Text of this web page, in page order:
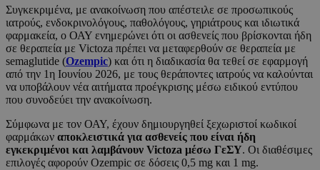
Συγκεκριμένα, με ανακοίνωση που απέστειλε σε προσωπικούς
ιατρούς, ενδοκρινολόγους, παθολόγους, γηριάτρους και ιδιωτικά
φαρμακεία, ο ΟΑΥ ενημερώνει ότι οι ασθενείς που βρίσκονται ήδη
σε θεραπεία με Victoza πρέπει να μεταφερθούν σε θεραπεία με
semaglutide (Ozempic) και ότι η διαδικασία θα τεθεί σε εφαρμογή
από την 1η Ιουνίου 2026, με τους θεράποντες ιατρούς να καλούνται
να υποβάλουν νέα αιτήματα προέγκρισης μέσω ειδικού εντύπου
που συνοδεύει την ανακοίνωση.
Σύμφωνα με τον ΟΑΥ, έχουν δημιουργηθεί ξεχωριστοί κωδικοί
φαρμάκων αποκλειστικά για ασθενείς που είναι ήδη
εγκεκριμένοι και λαμβάνουν Victoza μέσω ΓεΣΥ. Οι διαθέσιμες
επιλογές αφορούν Ozempic σε δόσεις 0,5 mg και 1 mg.